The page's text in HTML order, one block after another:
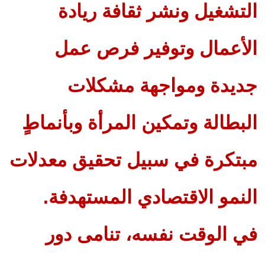
التشغيل ونشر ثقافة ريادة
الأعمال وتوفير فرص عمل
جديدة ومواجهة مشكلات
البطالة وتمكين المرأة وبأنماطٍ
مبتكرة في سبيل تحقيق معدلات
النمو الاقتصادي المستهدفة.
في الوقت نفسه، تنامى دور